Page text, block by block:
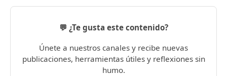
💬 ¿Te gusta este contenido?
Únete a nuestros canales y recibe nuevas
publicaciones, herramientas útiles y reflexiones sin
humo.